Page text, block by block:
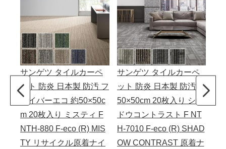
サンゲツ タイルカーペ
ット 防炎 日本製 防汚 フ
ァイバーエコ 約50×50c
m 20枚入り ミスティ F
NTH-880 F-eco (R) MIS
TY リサイクル原着ナイ
サンゲツ タイルカーペ
ット 防炎 日本製 防汚 約
50×50cm 20枚入り シャ
ドウコントラスト F NT
H-7010 F-eco (R) SHAD
OW CONTRAST 原着ナ